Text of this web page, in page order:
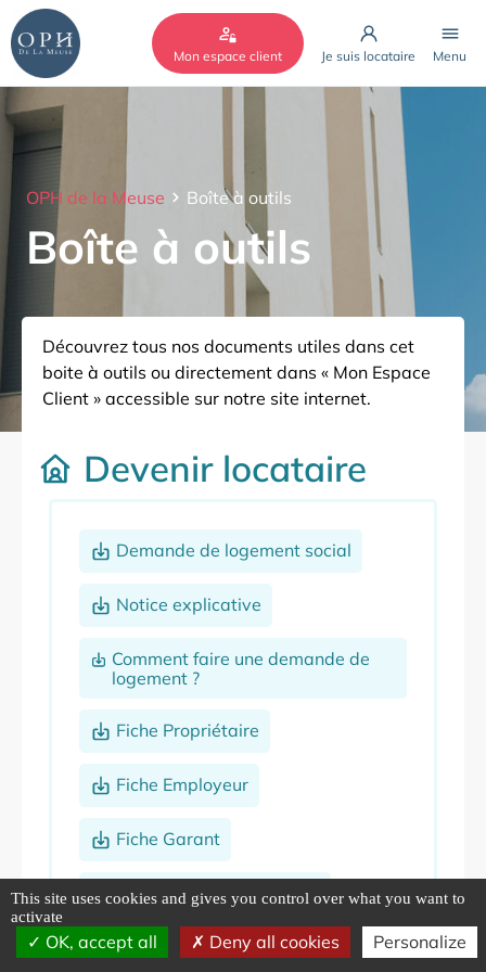
Mon espace client Je suis locataire Menu
OPH de la Meuse Boîte à outils
Boîte à outils
Découvrez tous nos documents utiles dans cet
boite à outils ou directement dans « Mon Espace
Client » accessible sur notre site internet.
Devenir locataire
Demande de logement social
Notice explicative
Comment faire une demande de
logement ?
Fiche Propriétaire
Fiche Employeur
Fiche Garant
Règlement de la CALEOL
Politiques d’attribution des
Cookies management panel
This site uses cookies and gives you control over what you want to
activate
OK, accept all Deny all cookies Personalize